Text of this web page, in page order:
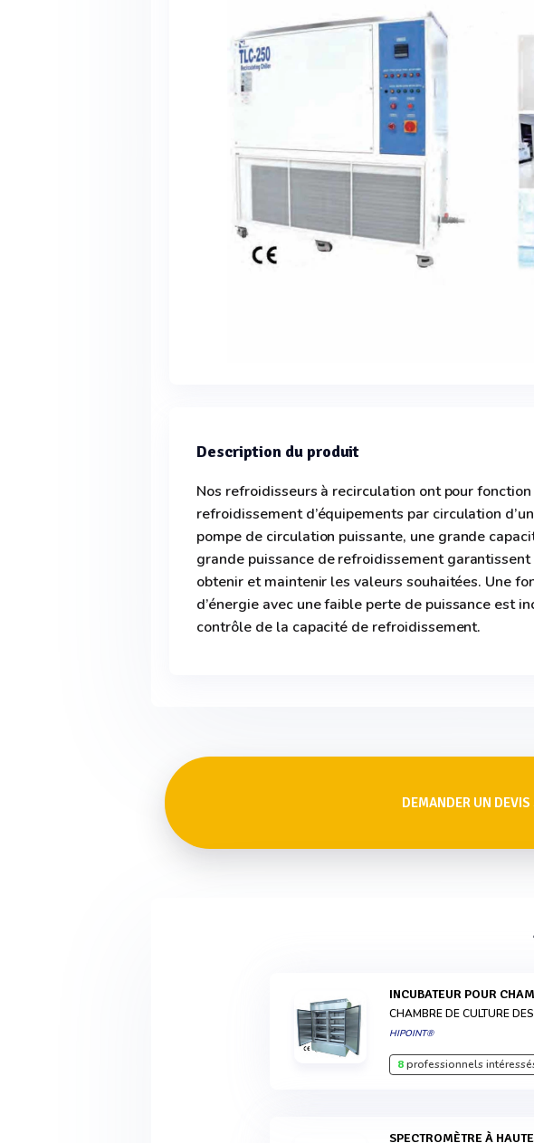
Description du produit
Nos refroidisseurs à recirculation ont pour fonction
refroidissement d’équipements par circulation
pompe de circulation puissante, une grande
grande puissance de refroidissement
obtenir et maintenir les valeurs souhaitées. Une
d’énergie avec une faible perte de puissance est
contrôle de la capacité de refroidissement.
DEMANDER UN
INCUBATEUR POUR
CHAMBRE DE CULTURE
HIPOINT®
8professionnels
SPECTROMÈTRE À